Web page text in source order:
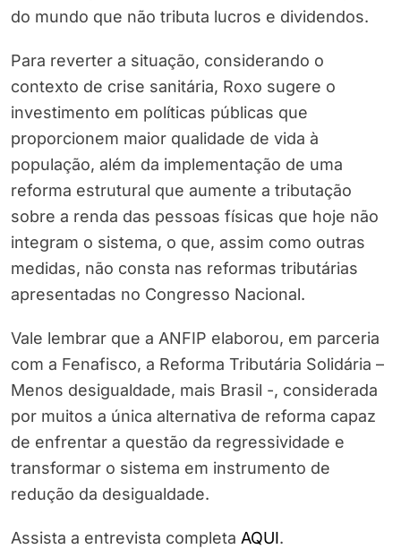
do mundo que não tributa lucros e dividendos.
Para reverter a situação, considerando o
contexto de crise sanitária, Roxo sugere o
investimento em políticas públicas que
proporcionem maior qualidade de vida à
população, além da implementação de uma
reforma estrutural que aumente a tributação
sobre a renda das pessoas físicas que hoje não
integram o sistema, o que, assim como outras
medidas, não consta nas reformas tributárias
apresentadas no Congresso Nacional.
Vale lembrar que a ANFIP elaborou, em parceria
com a Fenafisco, a Reforma Tributária Solidária –
Menos desigualdade, mais Brasil -, considerada
por muitos a única alternativa de reforma capaz
de enfrentar a questão da regressividade e
transformar o sistema em instrumento de
redução da desigualdade.
Assista a entrevista completa AQUI.